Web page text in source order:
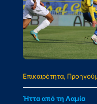
Επικαιρότητα
Ήττα από τη Λαμία